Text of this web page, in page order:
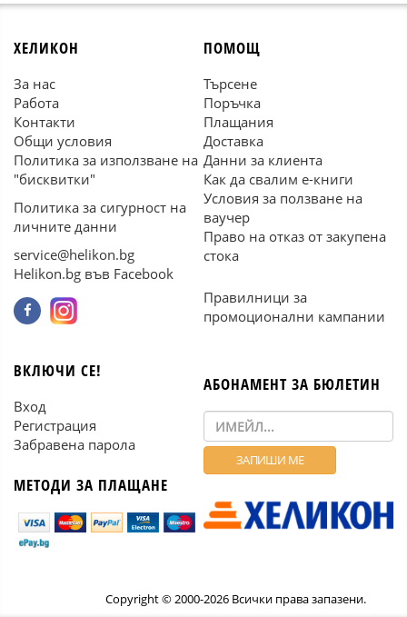
ХЕЛИКОН
За нас
Работа
Контакти
Общи условия
Политика за използване на
"бисквитки"
Политика за сигурност на
личните данни
service@helikon.bg
Helikon.bg във Facebook
ПОМОЩ
Търсене
Поръчка
Плащания
Доставка
Данни за клиента
Как да свалим е-книги
Условия за ползване на
ваучер
Право на отказ от закупена
стока
Правилници за
промоционални кампании
ВКЛЮЧИ СЕ!
Вход
Регистрация
Забравена парола
МЕТОДИ ЗА ПЛАЩАНЕ
АБОНАМЕНТ ЗА БЮЛЕТИН
Copyright © 2000-2026 Всички права запазени.